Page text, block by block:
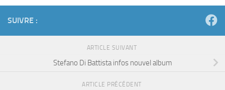
SUIVRE :
ARTICLE SUIVANT
Stefano Di Battista infos nouvel album
ARTICLE PRÉCÉDENT